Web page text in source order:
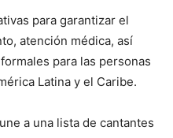
para garantizar el
atención médica, así
para las personas
Latina y el Caribe.
a una lista de cantantes